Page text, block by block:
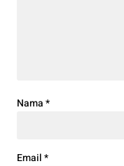
Nama*
Email*